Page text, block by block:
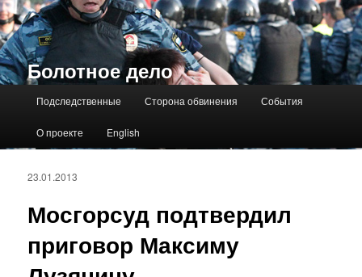
Болотное дело
Подследственные Сторона обвинения События
О проекте English
Мосгорсуд подтвердил
приговор Максиму
23.01.2013